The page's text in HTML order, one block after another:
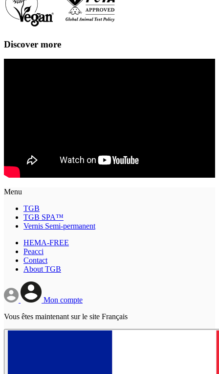
Discover more
Menu
TGB
TGB SPA™
Vernis Semi-permanent
HEMA-FREE
Peacci
Contact
About TGB
Mon compte
Vous êtes maintenant sur le site Français